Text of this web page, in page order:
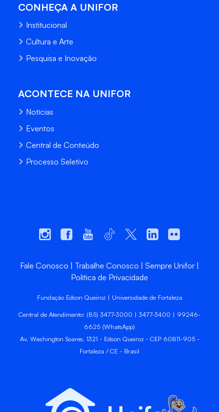
CONHEÇA A UNIFOR
Institucional
Cultura e Arte
Pesquisa e Inovação
ACONTECE NA UNIFOR
Notícias
Eventos
Central de Conteúdo
Processo Seletivo
Fale Conosco Trabalhe Conosco
Sempre Unifor
Política de Privacidade
Fundação Edson Queiroz | Universidade de Fortaleza
Central de Atendimento: (85) 3477-3000 | 3477-3400 | 99246-
6625 (WhatsApp)
Av. Washington Soares, 1321 - Edson Queiroz - CEP 60811-905 -
Fortaleza / CE - Brasil